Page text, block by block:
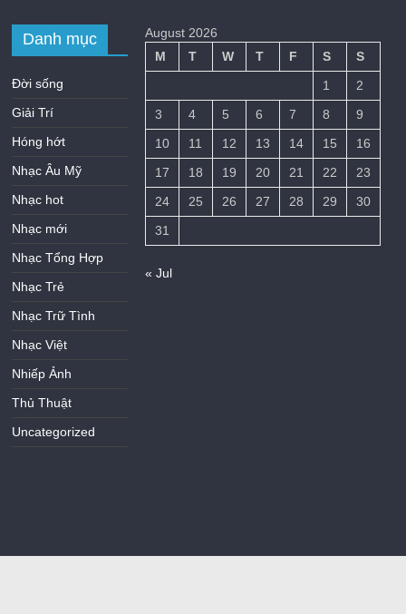
Danh mục
Đời sống
Giải Trí
Hóng hớt
Nhạc Âu Mỹ
Nhạc hot
Nhạc mới
Nhạc Tổng Hợp
Nhạc Trẻ
Nhạc Trữ Tình
Nhạc Việt
Nhiếp Ảnh
Thủ Thuật
Uncategorized
August 2026
M
T W T F S
S
1
2
3
4 5 6 7 8
9
10
11 12 13 14 15
16
17
18 19 20 21 22
23
24
25 26 27 28 29
30
31
« Jul